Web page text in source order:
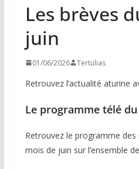
Les brèves
juin
01/06/2026 Tertulias
Retrouvez l’actualité aturine
Le programme télé
Retrouvez le programme
mois de juin sur l’ensemble